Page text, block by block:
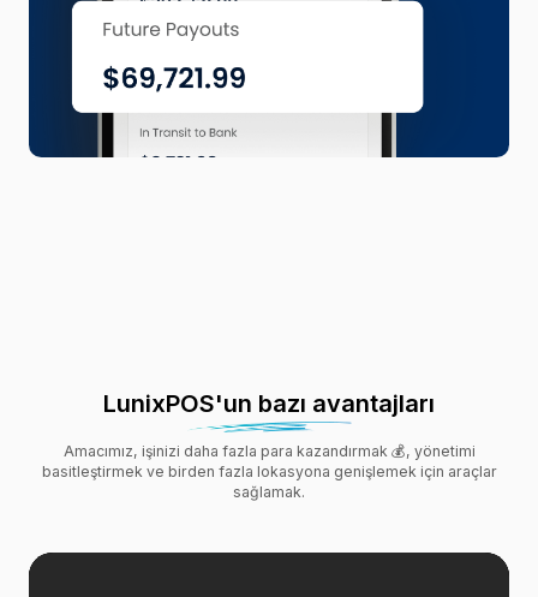
LunixPOS'un bazı avantajları
Amacımız, işinizi daha fazla para kazandırmak 💰, yönetimi
basitleştirmek ve birden fazla lokasyona genişlemek için araçlar
sağlamak.